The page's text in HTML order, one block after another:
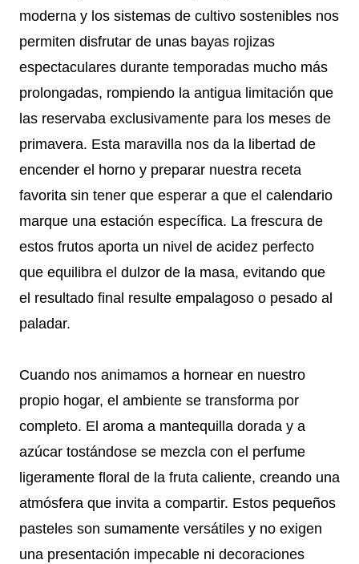
moderna y los sistemas de cultivo sostenibles nos
permiten disfrutar de unas bayas rojizas
espectaculares durante temporadas mucho más
prolongadas, rompiendo la antigua limitación que
las reservaba exclusivamente para los meses de
primavera. Esta maravilla nos da la libertad de
encender el horno y preparar nuestra receta
favorita sin tener que esperar a que el calendario
marque una estación específica. La frescura de
estos frutos aporta un nivel de acidez perfecto
que equilibra el dulzor de la masa, evitando que
el resultado final resulte empalagoso o pesado al
paladar.
Cuando nos animamos a hornear en nuestro
propio hogar, el ambiente se transforma por
completo. El aroma a mantequilla dorada y a
azúcar tostándose se mezcla con el perfume
ligeramente floral de la fruta caliente, creando una
atmósfera que invita a compartir. Estos pequeños
pasteles son sumamente versátiles y no exigen
una presentación impecable ni decoraciones